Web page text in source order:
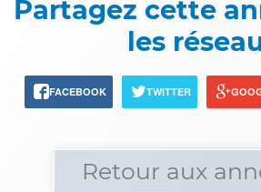
Partagez cette
les
FACEBOOK TWITTER
Retour aux